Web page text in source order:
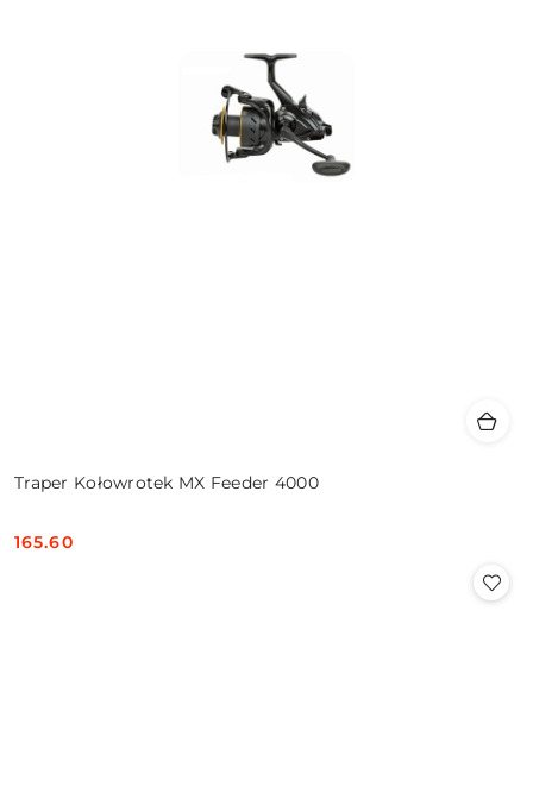
Traper Kołowrotek MX Feeder 4000
Cena:
165.60